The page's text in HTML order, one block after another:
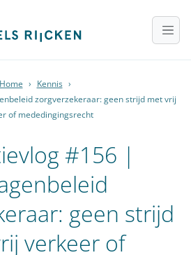
Home › Kennis ›
zorgverzekeraar: geen strijd met vrij
of mededingingsrecht
#156 |
geen strijd
verkeer of